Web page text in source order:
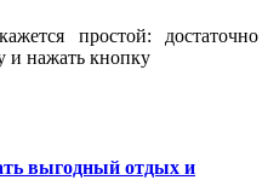
простой: достаточно
и нажать кнопку
выгодный отдых и